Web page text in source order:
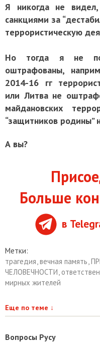
Я никогда не
санкциями за
террористическую
Но тогда я не
оштрафованы,
2014-16 гг
или Литва не
майдановских
“защитников родины”
А вы?
Больше
в
Метки:
трагедия вечная память
ЧЕЛОВЕЧНОСТИ
мирных жителей
Еще по теме ↓
Вопросы Русу